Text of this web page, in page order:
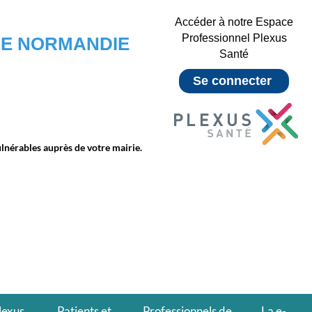
NORMANDIE
auprès de votre mairie.
Accéder à notre Espace
Professionnel Plexus
Santé
Se connecter